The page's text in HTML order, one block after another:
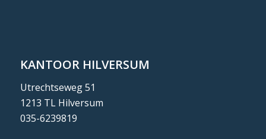
KANTOOR HILVERSUM
Utrechtseweg 51
1213 TL Hilversum
035-6239819